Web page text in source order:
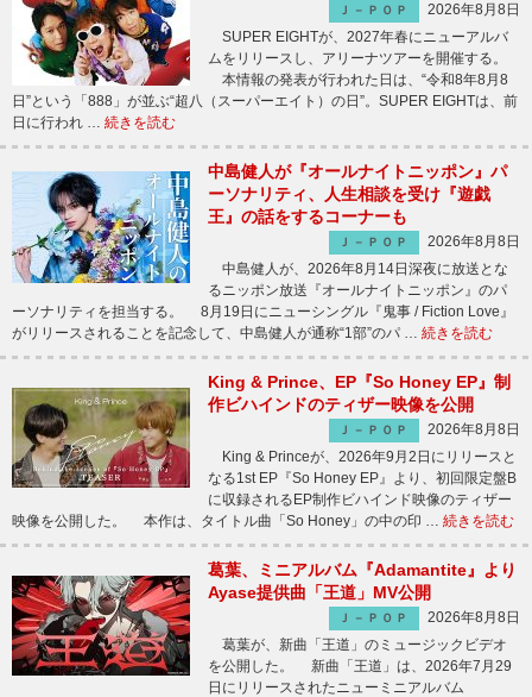
Ｊ－ＰＯＰ
2026年8月8日
SUPER EIGHTが、2027年春にニューアルバ
ムをリリースし、アリーナツアーを開催する。
本情報の発表が行われた日は、“令和8年8月8
日”という「888」が並ぶ“超八（スーパーエイト）の日”。SUPER EIGHTは、前
日に行われ … 続きを読む
中島健人が『オールナイトニッポン』パ
ーソナリティ、人生相談を受け『遊戯
王』の話をするコーナーも
Ｊ－ＰＯＰ
2026年8月8日
中島健人が、2026年8月14日深夜に放送とな
るニッポン放送『オールナイトニッポン』のパ
ーソナリティを担当する。 8月19日にニューシングル『鬼事 / Fiction Love』
がリリースされることを記念して、中島健人が通称“1部”のパ … 続きを読む
King & Prince、EP『So Honey EP』制
作ビハインドのティザー映像を公開
Ｊ－ＰＯＰ
2026年8月8日
King & Princeが、2026年9月2日にリリースと
なる1st EP『So Honey EP』より、初回限定盤B
に収録されるEP制作ビハインド映像のティザー
映像を公開した。 本作は、タイトル曲「So Honey」の中の印 … 続きを読む
葛葉、ミニアルバム『Adamantite』より
Ayase提供曲「王道」MV公開
Ｊ－ＰＯＰ
2026年8月8日
葛葉が、新曲「王道」のミュージックビデオ
を公開した。 新曲「王道」は、2026年7月29
日にリリースされたニューミニアルバム